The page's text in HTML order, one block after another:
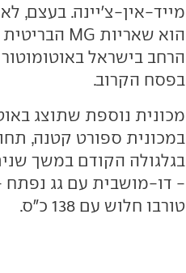
מייד-אין-צ'יינה. בעצם,
בפסח הקרוב.
טורבו חלוש עם 138 כ"ס.